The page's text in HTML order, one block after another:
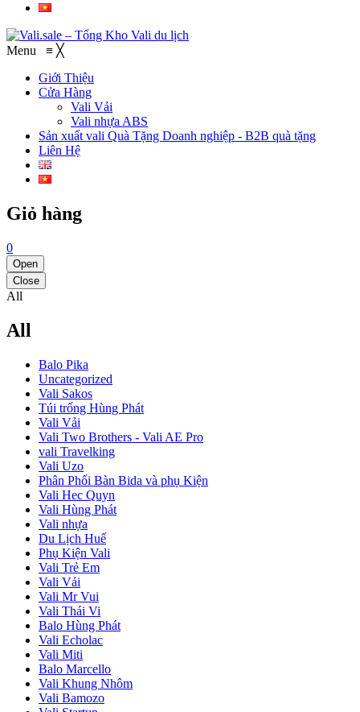
Menu ≡ ╳
Giới Thiệu
Cửa Hàng
Vali Vải
Vali nhựa ABS
Sản xuất vali Quà Tặng Doanh nghiệp - B2B quà tặng
Liên Hệ
Giỏ hàng
0
Open
Close
All
All
Balo Pika
Uncategorized
Vali Sakos
Túi trống Hùng Phát
Vali Vải
Vali Two Brothers - Vali AE Pro
vali Travelking
Vali Uzo
Phân Phối Bàn Bida và phụ Kiện
Vali Hec Quyn
Vali Hùng Phát
Vali nhựa
Du Lịch Huế
Phụ Kiện Vali
Vali Trẻ Em
Vali Vải
Vali Mr Vui
Vali Thái Vi
Balo Hùng Phát
Vali Echolac
Vali Miti
Balo Marcello
Vali Khung Nhôm
Vali Bamozo